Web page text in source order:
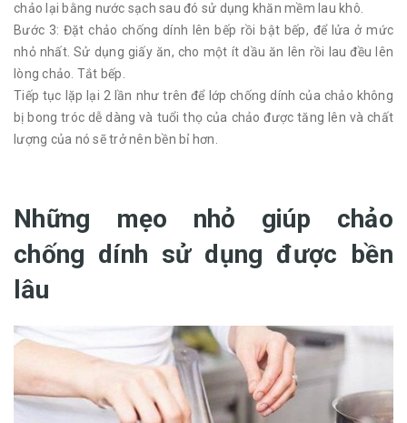
chảo lại bằng nước sạch sau đó sử dụng khăn mềm lau khô.
Bước 3: Đặt chảo chống dính lên bếp rồi bật bếp, để lửa ở mức
nhỏ nhất. Sử dụng giấy ăn, cho một ít dầu ăn lên rồi lau đều lên
lòng chảo. Tắt bếp.
Tiếp tục lặp lại 2 lần như trên để lớp chống dính của chảo không
bị bong tróc dễ dàng và tuổi thọ của chảo được tăng lên và chất
lượng của nó sẽ trở nên bền bỉ hơn.
Những mẹo nhỏ giúp chảo
chống dính sử dụng được bền
lâu